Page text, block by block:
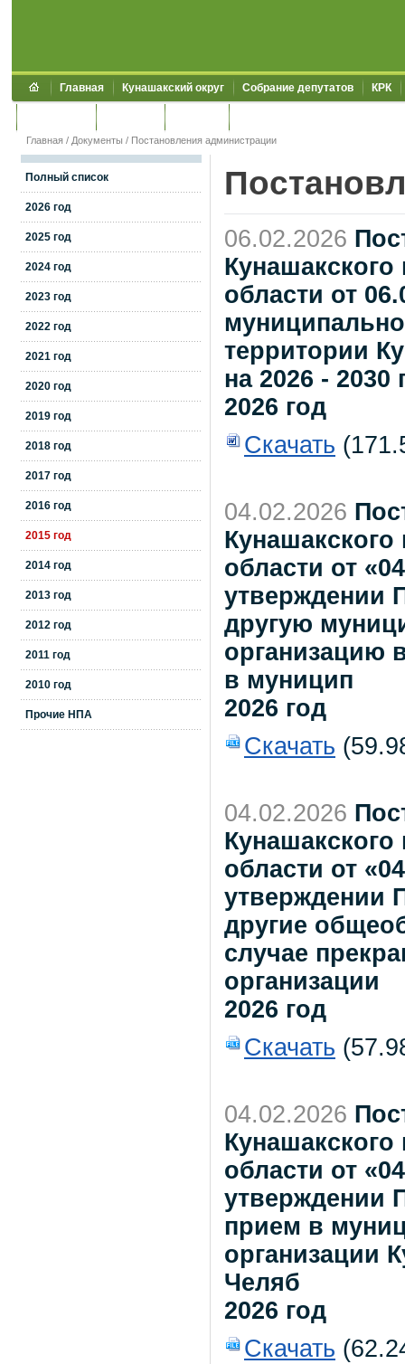
Главная Кунашакский округ Собрание депутатов КРК
Главная / Документы / Постановления администрации
Полный список
2026 год
2025 год
2024 год
2023 год
2022 год
2021 год
2020 год
2019 год
2018 год
2017 год
2016 год
2015 год
2014 год
2013 год
2012 год
2011 год
2010 год
Прочие НПА
06.02.2026
области от
территории
на 2026 - 2030
2026 год
Скачать
04.02.2026
области от
утверждении
другую
организацию
в муницип
2026 год
Скачать
04.02.2026
области от
утверждении
другие
случае
организации
2026 год
Скачать
04.02.2026
области от
утверждении
прием в
организации
Челяб
2026 год
Скачать